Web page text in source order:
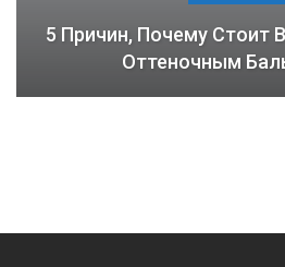
5 Причин, Почему Стоит
Оттеночным